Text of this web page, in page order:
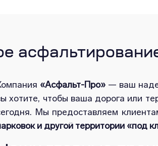
«Асфальт-Про» — ваш
хотите, чтобы ваша дорога или
Мы предоставляем
и другой территории «под